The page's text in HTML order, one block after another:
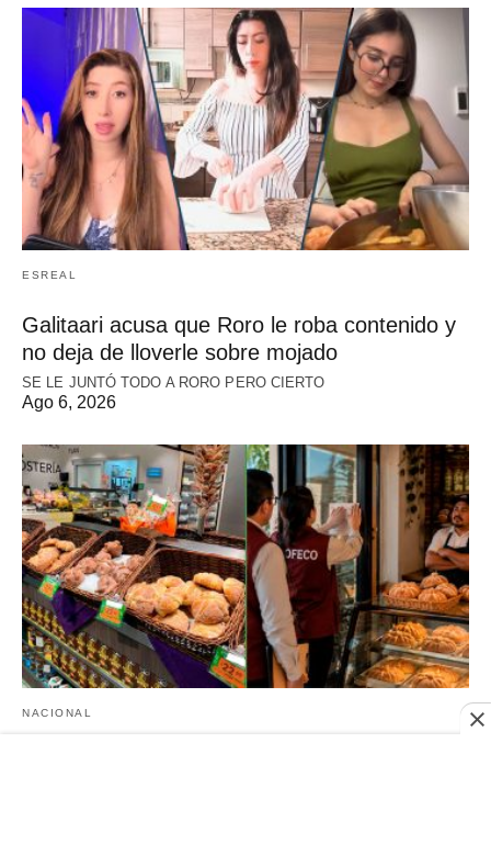
ESREAL
Galitaari acusa que Roro le roba contenido y
no deja de lloverle sobre mojado
SE LE JUNTÓ TODO A RORO PERO CIERTO
Ago 6, 2026
NACIONAL